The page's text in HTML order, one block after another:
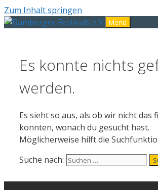
Zum Inhalt springen
Menü
Es konnte nichts
werden.
Es sieht so aus, als ob wir nicht das
konnten, wonach du gesucht hast.
Möglicherweise hilft die
Suche nach: